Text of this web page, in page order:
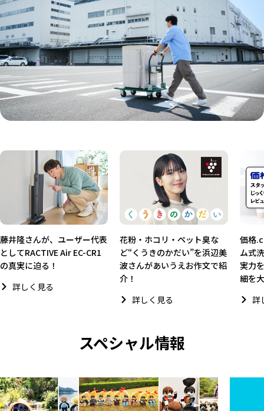
藤井隆さんが、ユーザー代表
としてRACTIVE Air EC-CR1
の真実に迫る！
詳しく見る
花粉・ホコリ・ペット臭な
ど“くうきのかだい”を浜辺美
波さんがあいうえお作文で紹
介！
詳しく見る
価格
ム式
実力
細を
詳
スペシャル情報